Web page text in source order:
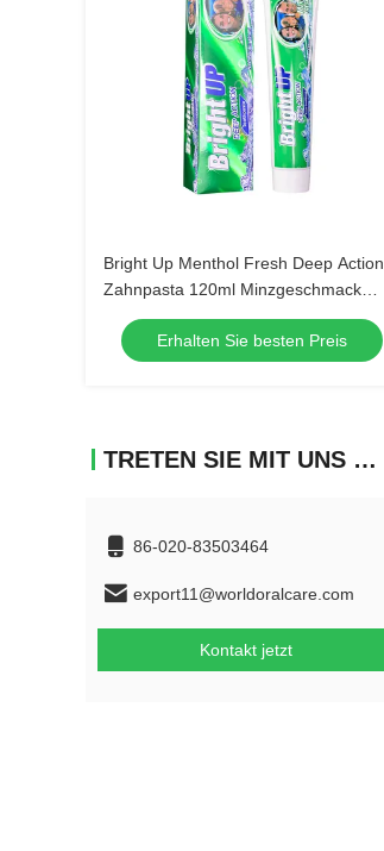
Bright Up Menthol Fresh Deep Action
Zahnpasta 120ml Minzgeschmack
Mundhygiene Großbestellung
Großhandel Zahnpflegeprodukte
Erhalten Sie besten Preis
TRETEN SIE MIT UNS IN VERBINDUNG
86-020-83503464
export11@worldoralcare.com
Kontakt jetzt